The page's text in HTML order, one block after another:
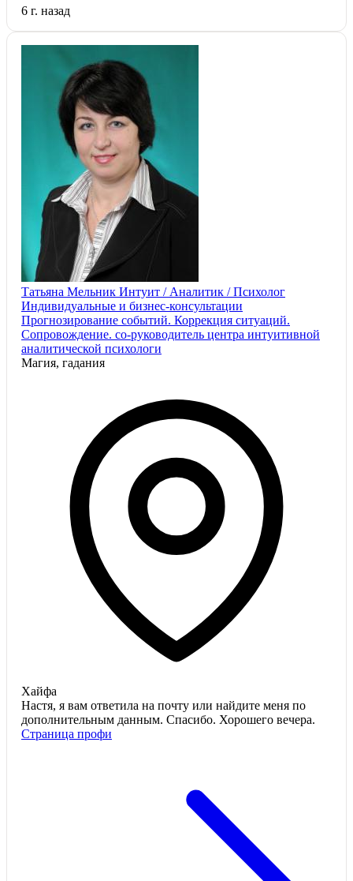
6 г. назад
Татьяна Мельник Интуит / Аналитик / Психолог
Индивидуальные и бизнес-консультации
Прогнозирование событий. Коррекция ситуаций.
Сопровождение. со-руководитель центра интуитивной
аналитической психологи
Магия, гадания
Хайфа
Настя, я вам ответила на почту или найдите меня по
дополнительным данным. Спасибо. Хорошего вечера.
Страница профи